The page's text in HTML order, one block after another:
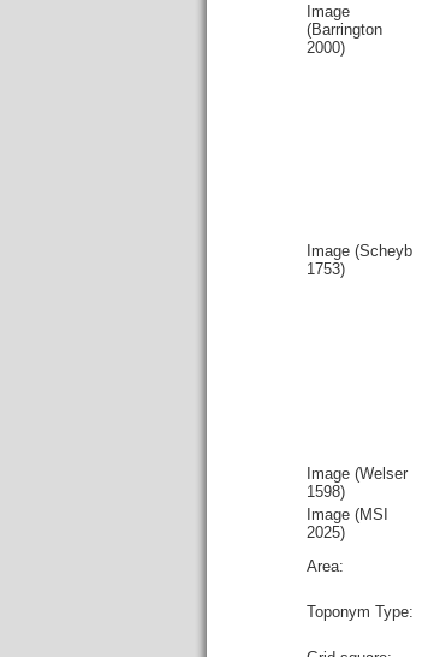
Image
(Barrington
2000)
Image (Scheyb
1753)
Image (Welser
1598)
Image (MSI
2025)
Area:
Toponym Type: